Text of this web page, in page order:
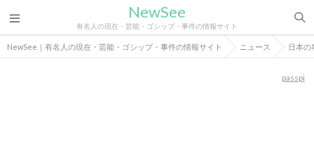
NewSee
有名人の現在・芸能・ゴシップ・事件の情報サイト
NewSee｜有名人の現在・芸能・ゴシップ・事件の情報サイト ニュース 日本の
passpi